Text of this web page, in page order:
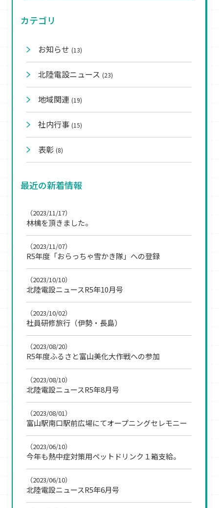
カテゴリ
お知らせ (13)
北陸電設ニュース (23)
地域関連 (19)
社内行事 (15)
表彰 (8)
最近の新着情報
林檎を頂きました。
（2023/11/17）
R5年度「おらっちゃ雪かき隊」への登録
（2023/11/07）
北陸電設ニュースR5年10月号
（2023/10/10）
社員研修旅行（伊勢・長島）
（2023/10/02）
R5年度ふるさと富山美化大作戦への参加
（2023/08/20）
北陸電設ニュースR5年8月号
（2023/08/10）
富山駅南口駅前広場にてオープニングセレモニー
（2023/08/01）
今年も熱中症対策用ペットドリンク１箱支給。
（2023/06/10）
北陸電設ニュースR5年6月号
（2023/06/10）